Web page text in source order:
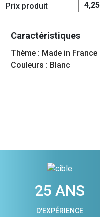
Prix produit 4,25
Caractéristiques
Thème : Made in France
Couleurs : Blanc
25 ANS
D'EXPÉRIENCE